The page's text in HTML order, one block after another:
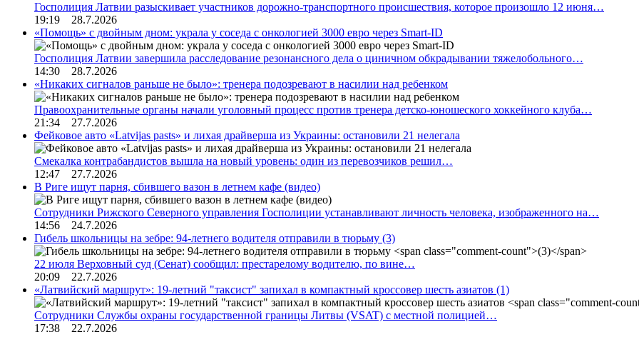
Госполиция Латвии разыскивает участников дорожно-транспортного происшествия, которое произошло 12 июня…
19:19 28.7.2026
«Помощь» с двойным дном: украла у соседа с онкологией 3000 евро через Smart-ID
Госполиция Латвии завершила расследование резонансного дела о циничном обкрадывании тяжелобольного…
14:30 28.7.2026
«Никаких сигналов раньше не было»: тренера подозревают в насилии над ребенком
Правоохранительные органы начали уголовный процесс против тренера детско-юношеского хоккейного клуба…
21:34 27.7.2026
Фейковое авто «Latvijas pasts» и лихая драйверша из Украины: остановили 21 нелегала
Смекалка контрабандистов вышла на новый уровень: один из перевозчиков решил…
12:47 27.7.2026
В Риге ищут парня, сбившего вазон в летнем кафе (видео)
Сотрудники Рижского Северного управления Госполиции устанавливают личность человека, изображенного на…
14:56 24.7.2026
Гибель школьницы на зебре: 94-летнего водителя отправили в тюрьму (3)
22 июля Верховный суд (Сенат) сообщил: престарелому водителю, по вине…
20:09 22.7.2026
«Латвийский маршрут»: 19-летний "таксист" запихал в компактный кроссовер шесть азиатов (1)
Сотрудники Службы охраны государственной границы Литвы (VSAT) с местной полицией…
17:38 22.7.2026